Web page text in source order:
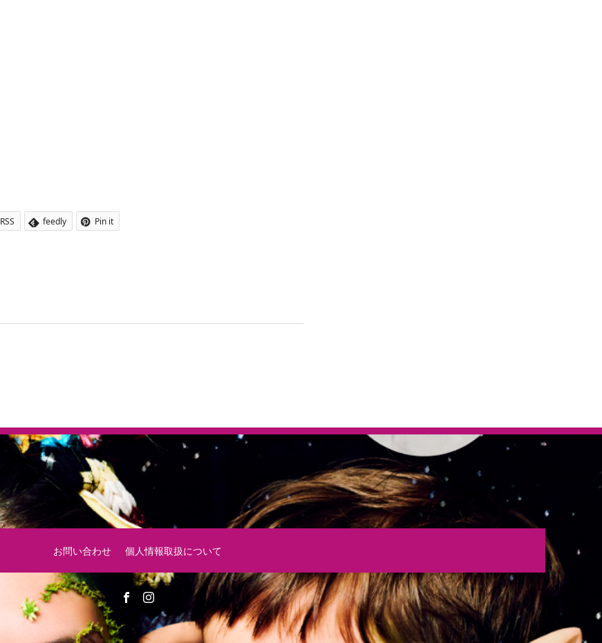
RSS feedly Pin it
お問い合わせ 個人情報取扱について